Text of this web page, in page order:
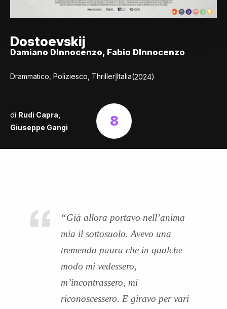
Dostoevskij
Damiano DInnocenzo, Fabio DInnocenzo
Drammatico, Poliziesco, Thriller|Italia(2024)
di Rudi Capra,
Giuseppe Gangi
8
“Già allora portavo nell’anima
mia il sottosuolo. Avevo una
tremenda paura che in qualche
modo mi vedessero,
m’incontrassero, mi
riconoscessero. E giravo per vari